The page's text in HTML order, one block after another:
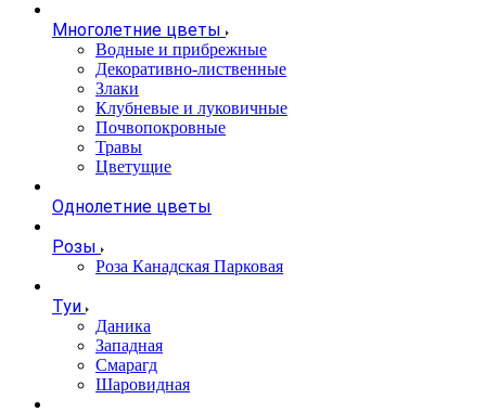
Многолетние цветы
Водные и прибрежные
Декоративно-лиственные
Злаки
Клубневые и луковичные
Почвопокровные
Травы
Цветущие
Однолетние цветы
Розы
Роза Канадская Парковая
Туи
Даника
Западная
Смарагд
Шаровидная